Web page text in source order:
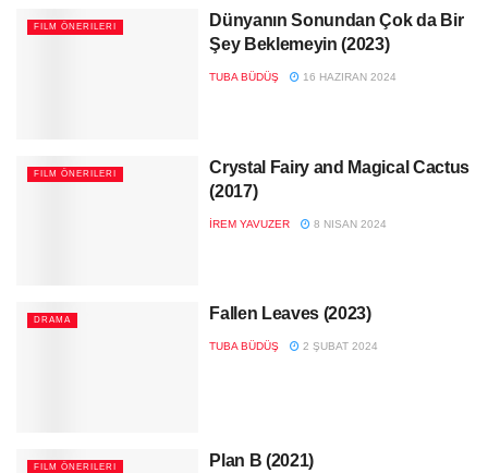
FILM ÖNERILERI
Dünyanın Sonundan Çok da Bir
Şey Beklemeyin (2023)
TUBA BÜDÜŞ 16 HAZIRAN 2024
FILM ÖNERILERI
Crystal Fairy and Magical Cactus
(2017)
İREM YAVUZER 8 NISAN 2024
DRAMA Fallen Leaves (2023)
TUBA BÜDÜŞ 2 ŞUBAT 2024
FILM ÖNERILERI Plan B (2021)